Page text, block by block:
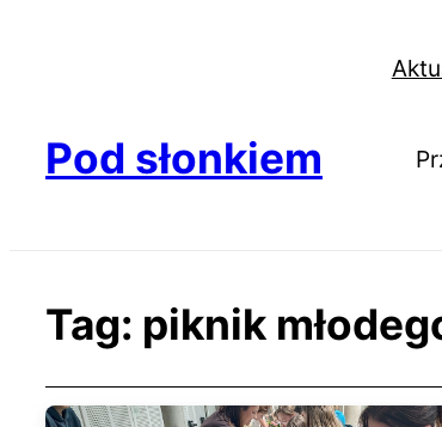
Pod słonkiem
Tag: piknik